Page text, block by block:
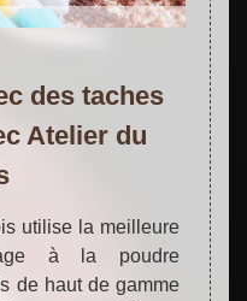
des taches
Atelier du
utilise la meilleure
à la poudre
de haut de gamme